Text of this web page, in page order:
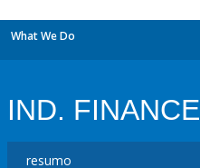
What We Do
IND. FINANCE